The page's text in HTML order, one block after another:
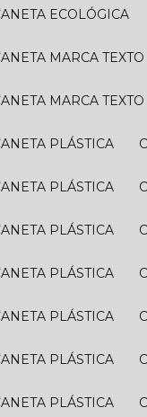
CANETA ECOLÓGICA
CANETA MARCA TEXTO
CANETA MARCA TEXTO
CANETA PLÁSTICA
CANETA PLÁSTICA
CANETA PLÁSTICA
CANETA PLÁSTICA
CANETA PLÁSTICA
CANETA PLÁSTICA
CANETA PLÁSTICA